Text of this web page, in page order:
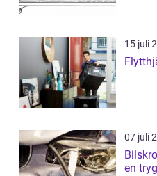
15 juli
07 juli
Bilskrot i
en